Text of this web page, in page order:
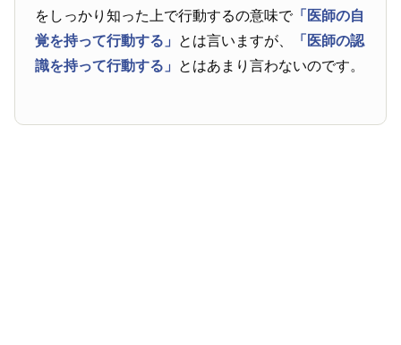
をしっかり知った上で行動するの意味で「医師の自
覚を持って行動する」 とは言いますが、
「医師の認
識を持って行動する」 とはあまり言わないのです。